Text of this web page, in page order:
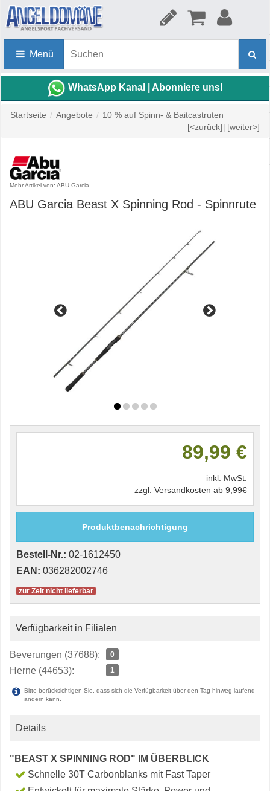
Menü
WhatsApp Kanal | Abonniere uns!
Startseite / Angebote / 10 % auf Spinn- & Baitcastruten
[<zurück] | [weiter>]
Mehr Artikel von: ABU Garcia
ABU Garcia Beast X Spinning Rod - Spinnrute
89,99 €
inkl. MwSt.
zzgl. Versandkosten ab 9,99€
Produktbenachrichtigung
Bestell-Nr.: 02-1612450
EAN: 036282002746
zur Zeit nicht lieferbar
Verfügbarkeit in Filialen
Beverungen (37688): 0
Herne (44653): 1
Bitte berücksichtigen Sie, dass sich die Verfügbarkeit über den Tag hinweg laufend
ändern kann.
Details
"BEAST X SPINNING ROD" IM ÜBERBLICK
Schnelle 30T Carbonblanks mit Fast Taper